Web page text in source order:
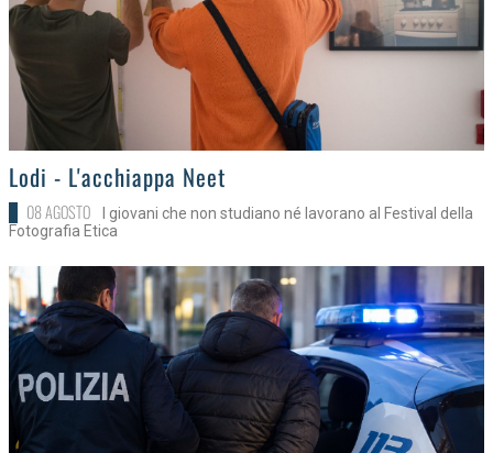
>Lodi - L'acchiappa Neet
08 AGOSTO
I giovani che non studiano né lavorano al Festival della
Fotografia Etica